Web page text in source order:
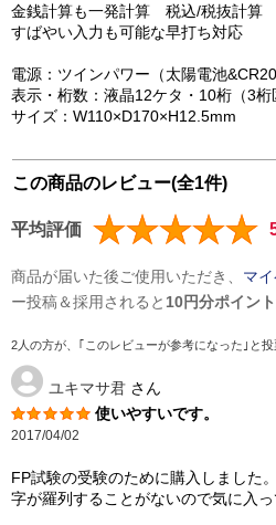
金銭計算も一発計算 税込/税抜計算
すばやい入力も可能な早打ち対応
電源：ツインパワー（太陽電池
表示・桁数：液晶12ケタ・10桁（3
サイズ：W110×D170×H12.5mm
この商品のレビュー(全1件)
平均評価
商品が届いた後ご使用いただき、 マ
ー投稿＆採用されると 10円分ポイント
2人の方が、｢このレビューが参考になった｣と投
ユキマサ君 さん
使いやすいです。
2017/04/02
FP試験の受験のために購入しました
字が羅列することがないので気に入っ